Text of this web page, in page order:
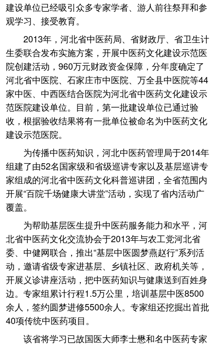
建设单位已经吸引众多专家学者、游人前往祭拜和参
观学习、接受教育。
2013年，河北省中医药局、省财政厅、省卫生计
生委联合发布实施方案，开展中医药文化建设示范医
院创建活动，960万元财政资金保障，分年度确定了
河北省中医院、石家庄市中医院、万全县中医院等44
家中医、中西医结合医院为河北省中医药文化建设示
范医院建设单位。目前，第一批建设单位已通过验
收，根据验收结果将有一批单位被命名为中医药文化
建设示范医院。
为传播中医药知识，河北中医药管理局于2014年
组建了由52名国家级和省级巡讲专家以及基层巡讲专
家组成的河北省中医药文化科普巡讲团，全省范围内
开展“百院千场健康大讲堂”活动，实现了省内活动广
覆盖。
为帮助基层医生提升中医药服务能力和水平，河
北省中医药文化交流协会于2013年与农工党河北省
委、中健网联合，推出“基层中医圆梦燕赵行”系列活
动，邀请省级专家进基层、乡镇社区、政府机关等，
开展义诊讲座活动，把中医药知识与健康送到百姓身
边。专家组累计行程1.5万公里，培训基层中医8500
余人，签约圆梦进修5500余人。专家组还挖掘出首批
40项传统中医药项目。
该省将学习已故国医大师李士懋和名中医药专家